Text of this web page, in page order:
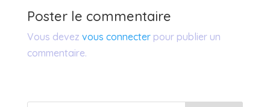
Poster le commentaire
Vous devez vous connecterpour publier un
commentaire.